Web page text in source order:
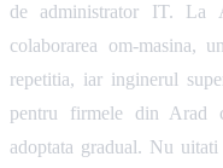
de administrator IT. La
colaborarea om-masina,
repetitia, iar inginerul
pentru firmele din Arad
adoptata gradual. Nu